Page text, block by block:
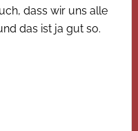
dass wir uns alle
das ist ja gut so.